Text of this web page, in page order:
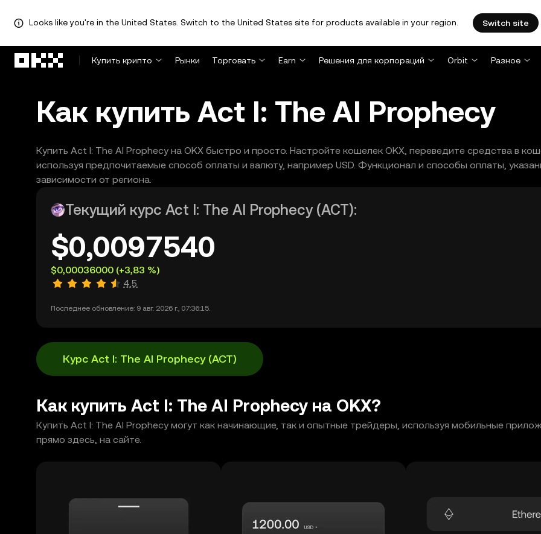
Looks like you're in the United States. Switch to the United States site for products available in your region. Switch site
Купить крипто
Рынки Торговать Earn Решения для корпораций Orbit Разное
Как купить Act I: The AI Prophecy
Купить Act I: The AI Prophecy на OKX быстро и просто. Настройте кошелек OKX, переведите средства в
используя предпочитаемые способ оплаты и валюту, например USD. Функционал и способы оплаты,
зависимости от региона.
Текущий курс Act I: The AI Prophecy (ACT):
$0,0097540
$0,00036000 (+3,83 %)
4,5
Последнее обновление: 9 авг. 2026 г., 07:36:15.
Курс Act I: The AI Prophecy (ACT)
Как купить Act I: The AI Prophecy на OKX?
Купить Act I: The AI Prophecy могут как начинающие, так и опытные трейдеры, используя мобильные
прямо здесь, на сайте.